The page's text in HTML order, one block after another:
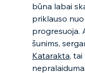
būna labai
priklauso
progresuoja.
šunims,
Katarakta, tai